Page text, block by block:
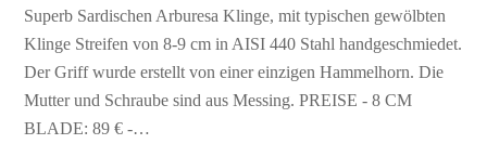
Superb Sardischen Arburesa Klinge, mit typischen gewölbten
Klinge Streifen von 8-9 cm in AISI 440 Stahl handgeschmiedet.
Der Griff wurde erstellt von einer einzigen Hammelhorn. Die
Mutter und Schraube sind aus Messing. PREISE - 8 CM
BLADE: 89 € -…